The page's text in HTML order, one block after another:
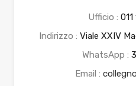
Ufficio :
Indirizzo : Viale XXIV
WhatsApp :
Email :